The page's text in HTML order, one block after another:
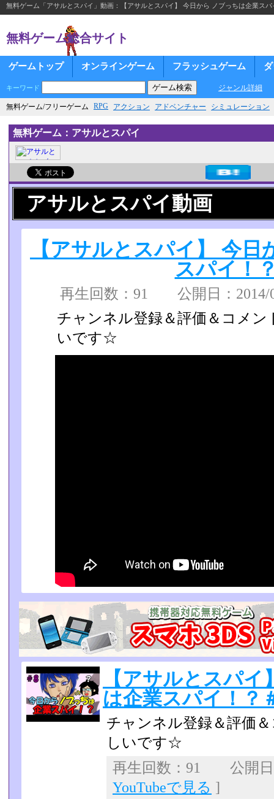
無料ゲーム「アサルとスパイ」動画：【アサルとスパイ】 今日から ノブっちは企業スパ
無料ゲーム総合サイト
ゲームトップ オンラインゲーム フラッシュゲーム
キーワード ジャンル詳細
無料ゲーム/フリーゲーム RPG アクション アドベンチャー シミュレーション
無料ゲーム：アサルとスパイ
アサルとスパイ動画
【アサルとスパイ】 今
スパイ！
再生回数：91 公開日：2014/
チャンネル登録＆評価＆コメ
いです☆
【アサルとスパ
は企業スパイ！？
チャンネル登録＆評価
しいです☆
再生回数：91 公開
YouTubeで見る ]